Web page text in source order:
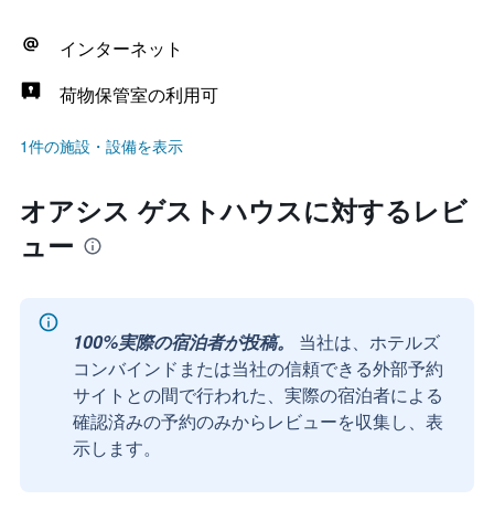
インターネット
荷物保管室の利用可
1件の施設・設備を表示
オアシス ゲストハウスに対するレビ
ュー
100%実際の宿泊者が投稿。
当社は、ホテルズ
コンバインドまたは当社の信頼できる外部予約
サイトとの間で行われた、実際の宿泊者による
確認済みの予約のみからレビューを収集し、表
示します。